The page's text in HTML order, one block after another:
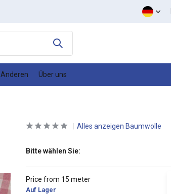
Anderen Über uns
Alles anzeigen Baumwolle
Bitte wählen Sie:
Price from 15 meter
Auf Lager